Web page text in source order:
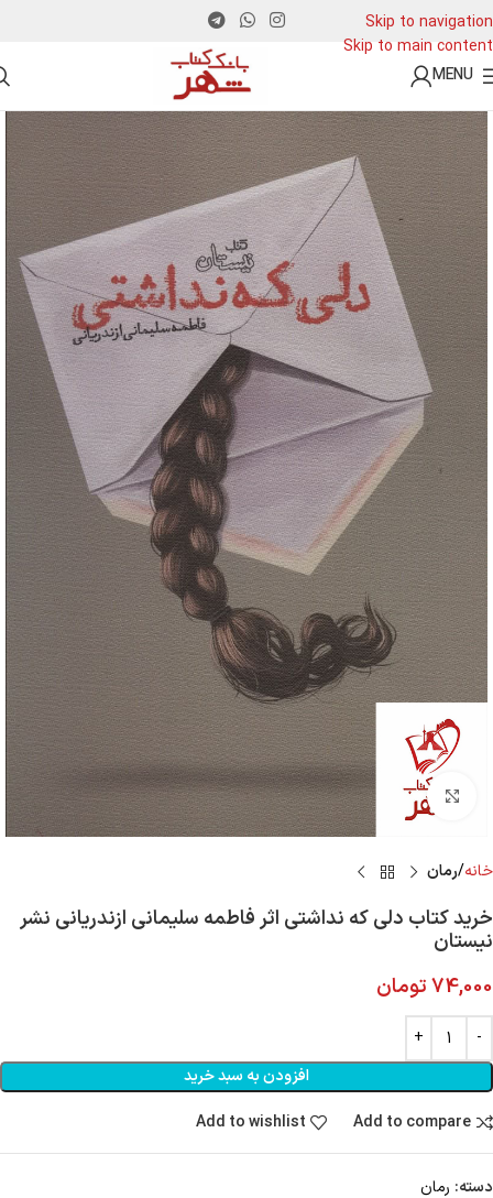
Skip to navigation
Skip to main content
MENU
Click to enlarge
خانه رمان
خرید کتاب دلی که نداشتی اثر فاطمه سلیمانی ازندریانی نشر
نیستان
74,000تومان
افزودن به سبد خرید
Add to compare
Add to wishlist
دسته: رمان